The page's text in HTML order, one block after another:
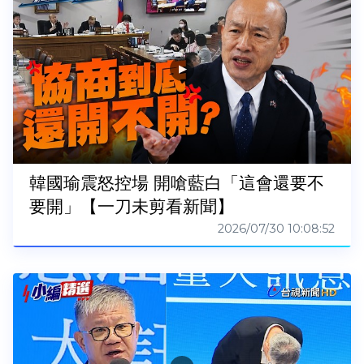
韓國瑜震怒控場 開嗆藍白「這會還要不
要開」【一刀未剪看新聞】
2026/07/30 10:08:52